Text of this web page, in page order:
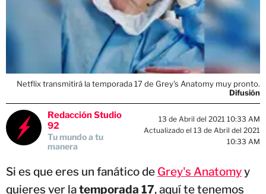
Netflix transmitirá la temporada 17 de Grey's Anatomy muy pronto.
Difusión
Redacción Studio
92
Tu mundo a tu
manera
13 de Abril del 2021 10:33 AM
Actualizado el 13 de Abril del 2021
10:33 AM
Si es que eres un fanático de Grey's Anatomyy
quieres ver latemporada 17, aquí te tenemos